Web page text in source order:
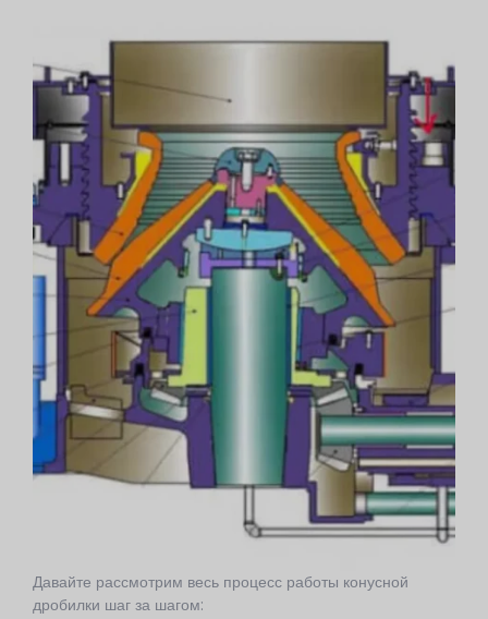
Давайте рассмотрим весь процесс работы конусной
дробилки шаг за шагом: